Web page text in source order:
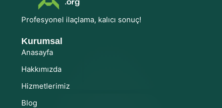
Profesyonel ilaçlama, kalıcı sonuç!
Kurumsal
Anasayfa
Hakkımızda
Hizmetlerimiz
Blog